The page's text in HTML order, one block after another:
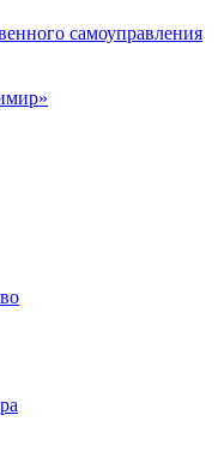
самоуправления